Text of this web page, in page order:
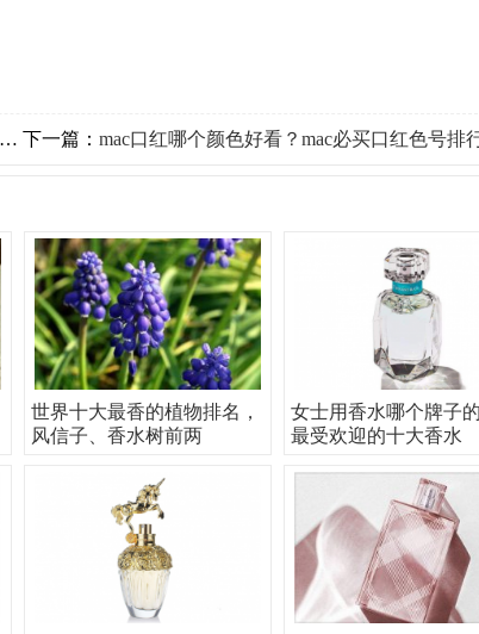
下一篇： mac口红哪个颜色好看？mac必买口红色号排
世界十大最香的植物排名，
风信子、香水树前两
女士用香水哪个牌子
最受欢迎的十大香水